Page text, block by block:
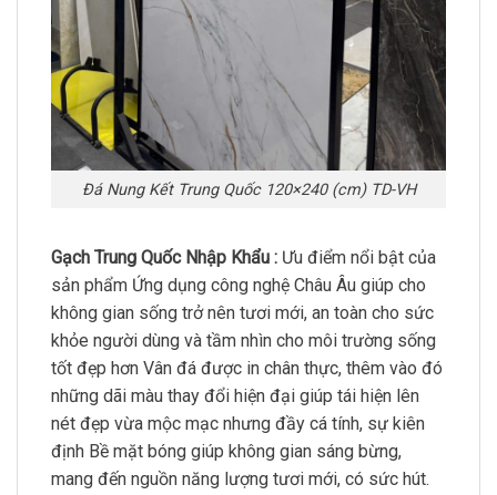
Đá Nung Kết Trung Quốc 120×240 (cm) TD-VH
Gạch Trung Quốc Nhập Khẩu : Ưu điểm nổi bật của
sản phẩm Ứng dụng công nghệ Châu Âu giúp cho
không gian sống trở nên tươi mới, an toàn cho sức
khỏe người dùng và tầm nhìn cho môi trường sống
tốt đẹp hơn Vân đá được in chân thực, thêm vào đó
những dãi màu thay đổi hiện đại giúp tái hiện lên
nét đẹp vừa mộc mạc nhưng đầy cá tính, sự kiên
định Bề mặt bóng giúp không gian sáng bừng,
mang đến nguồn năng lượng tươi mới, có sức hút.